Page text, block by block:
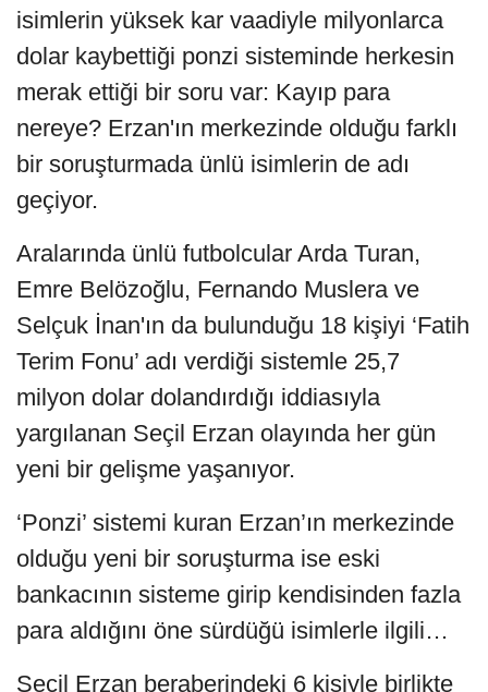
isimlerin yüksek kar vaadiyle milyonlarca
dolar kaybettiği ponzi sisteminde herkesin
merak ettiği bir soru var: Kayıp para
nereye? Erzan'ın merkezinde olduğu farklı
bir soruşturmada ünlü isimlerin de adı
geçiyor.
Aralarında ünlü futbolcular Arda Turan,
Emre Belözoğlu, Fernando Muslera ve
Selçuk İnan'ın da bulunduğu 18 kişiyi ‘Fatih
Terim Fonu’ adı verdiği sistemle 25,7
milyon dolar dolandırdığı iddiasıyla
yargılanan Seçil Erzan olayında her gün
yeni bir gelişme yaşanıyor.
‘Ponzi’ sistemi kuran Erzan’ın merkezinde
olduğu yeni bir soruşturma ise eski
bankacının sisteme girip kendisinden fazla
para aldığını öne sürdüğü isimlerle ilgili…
Seçil Erzan beraberindeki 6 kişiyle birlikte